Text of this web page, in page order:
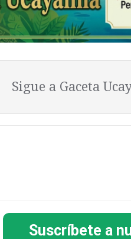
Sigue a Gaceta
Suscríbete a